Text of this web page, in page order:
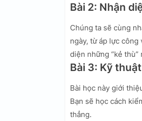
Bài 2: Nhận
Chúng ta sẽ cùng
ngày, từ áp lực
diện những “kẻ
Bài 3: Kỹ
Bài học này giới
Bạn sẽ học cách
thẳng.